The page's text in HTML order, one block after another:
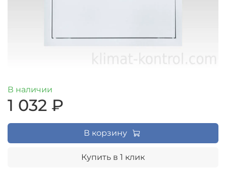
В наличии
1 032 ₽
В корзину
Купить в 1 клик